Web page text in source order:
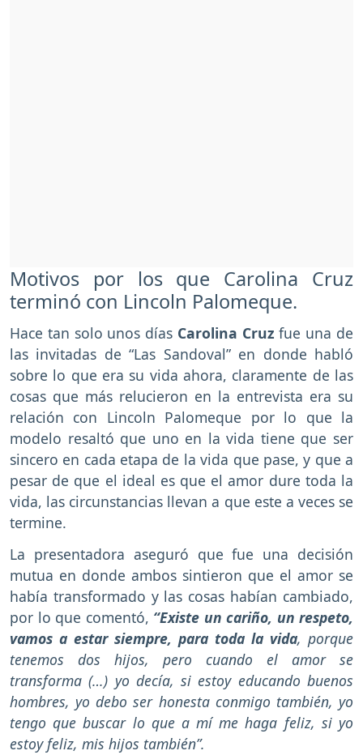
Motivos por los que Carolina Cruz
terminó con Lincoln Palomeque.
Hace tan solo unos días Carolina Cruzfue una de
las invitadas de “Las Sandoval” en donde habló
sobre lo que era su vida ahora, claramente de las
cosas que más relucieron en la entrevista era su
relación con Lincoln Palomeque por lo que la
modelo resaltó que uno en la vida tiene que ser
sincero en cada etapa de la vida que pase, y que a
pesar de que el ideal es que el amor dure toda la
vida, las circunstancias llevan a que este a veces se
termine.
La presentadora aseguró que fue una decisión
mutua en donde ambos sintieron que el amor se
había transformado y las cosas habían cambiado,
por lo que comentó, “Existe un cariño, un respeto,
vamos a estar siempre, para toda la vida, porque
tenemos dos hijos, pero cuando el amor se
transforma (…) yo decía, si estoy educando buenos
hombres, yo debo ser honesta conmigo también, yo
tengo que buscar lo que a mí me haga feliz, si yo
estoy feliz, mis hijos también”.